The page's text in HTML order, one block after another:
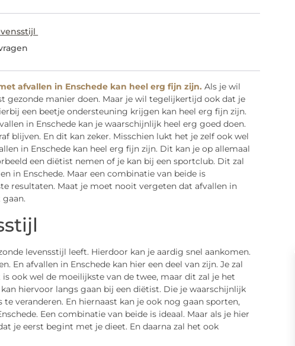
afvallen in Enschede kan heel erg fijn zijn. Als je wil
gezonde manier doen. Maar je wil tegelijkertijd ook dat je
een beetje ondersteuning krijgen kan heel erg fijn zijn.
in Enschede kan je waarschijnlijk heel erg goed doen.
blijven. En dit kan zeker. Misschien lukt het je zelf ook wel
in Enschede kan heel erg fijn zijn. Dit kan je op allemaal
een diëtist nemen of je kan bij een sportclub. Dit zal
in Enschede. Maar een combinatie van beide is
resultaten. Maat je moet nooit vergeten dat afvallen in
levensstijl leeft. Hierdoor kan je aardig snel aankomen.
En afvallen in Enschede kan hier een deel van zijn. Je zal
ook wel de moeilijkste van de twee, maar dit zal je het
hiervoor langs gaan bij een diëtist. Die je waarschijnlijk
veranderen. En hiernaast kan je ook nog gaan sporten,
Een combinatie van beide is ideaal. Maar als je hier
je eerst begint met je dieet. En daarna zal het ook